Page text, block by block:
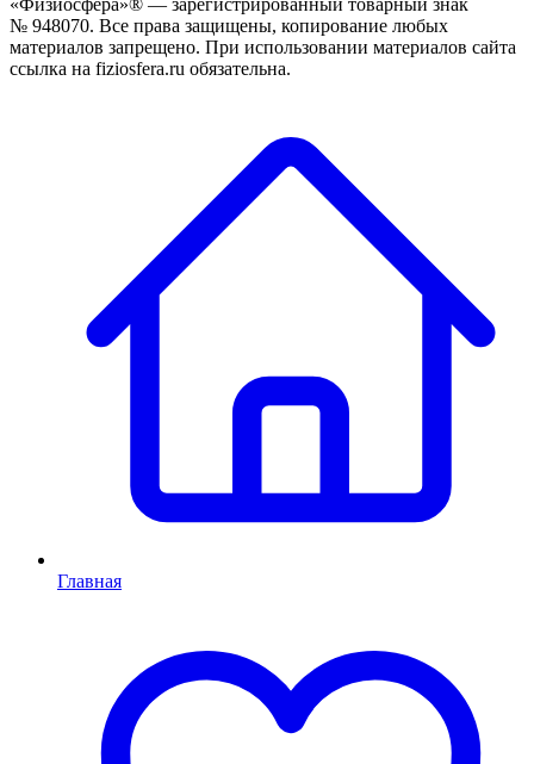
№ 948070. Все права защищены, копирование любых
материалов запрещено. При использовании материалов сайта
ссылка на fiziosfera.ru обязательна.
Главная